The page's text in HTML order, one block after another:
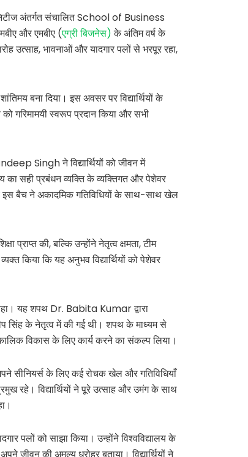
अंतर्गत संचालित School of Business
और एमबीए (एग्री बिजनेस)के अंतिम वर्ष के
उत्साह, भावनाओं और यादगार पलों से भरपूर रहा,
बना दिया। इस अवसर पर विद्यार्थियों के
गरिमामयी स्वरूप प्रदान किया और सभी
Singh ने विद्यार्थियों को जीवन में
का सही प्रबंधन व्यक्ति के व्यक्तिगत और पेशेवर
इस बैच ने अकादमिक गतिविधियों के साथ-साथ खेल
प्राप्त की, बल्कि उन्होंने नेतृत्व क्षमता, टीम
किया कि यह अनुभव विद्यार्थियों को पेशेवर
यह शपथ Dr. Babita Kumar द्वारा
सिंह के नेतृत्व में की गई थी। शपथ के माध्यम से
विकास के लिए कार्य करने का संकल्प लिया।
सीनियर्स के लिए कई रोचक खेल और गतिविधियाँ
रहे। विद्यार्थियों ने पूरे उत्साह और उमंग के साथ
पलों को साझा किया। उन्होंने विश्वविद्यालय के
जीवन की अमूल्य धरोहर बताया। विद्यार्थियों ने